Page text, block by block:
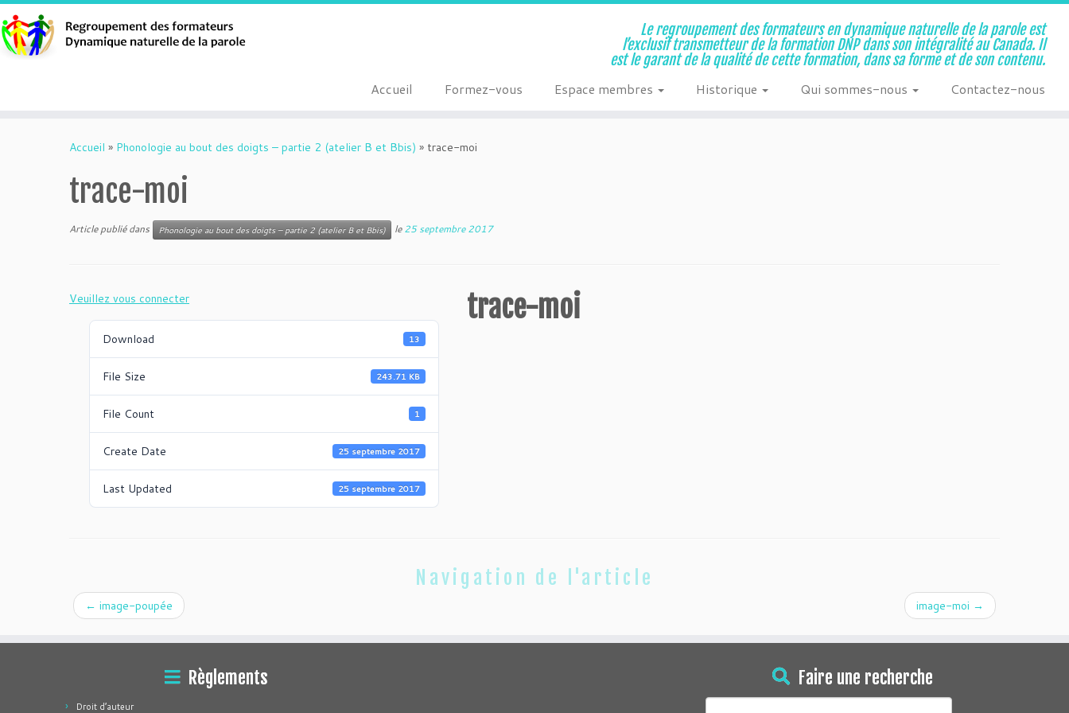
Le regroupement des formateurs en dynamique naturelle de la parole est
l’exclusif transmetteur de la formation DNP dans son intégralité au Canada. Il
est le garant de la qualité de cette formation, dans sa forme et de son contenu.
Accueil Formez-vous Espace membres Historique Qui sommes-nous Contactez-nous
Accueil » Phonologie au bout des doigts – partie 2 (atelier B et Bbis) » trace-moi
trace-moi
Article publié dans Phonologie au bout des doigts – partie 2 (atelier B et Bbis) le25 septembre 2017
Veuillez vous connecter
Download 13
File Size 243.71 KB
File Count 1
Create Date 25 septembre 2017
Last Updated 25 septembre 2017
trace-moi
Navigation de l'article
← image-poupée image-moi →
Règlements
Droit d’auteur
Faire une recherche